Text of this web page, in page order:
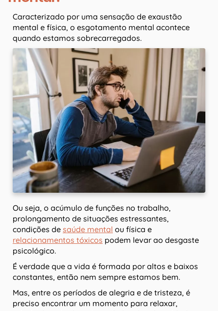
Caracterizado por uma sensação de exaustão
mental e física, o esgotamento mental acontece
quando estamos sobrecarregados.
Ou seja, o acúmulo de funções no trabalho,
prolongamento de situações estressantes,
condições de saúde mental ou física e
relacionamentos tóxicos podem levar ao desgaste
psicológico.
É verdade que a vida é formada por altos e baixos
constantes, então nem sempre estamos bem.
Mas, entre os períodos de alegria e de tristeza, é
preciso encontrar um momento para relaxar,